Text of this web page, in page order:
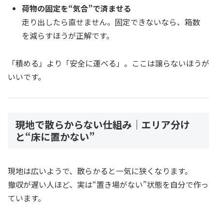
荷物の固定を“気合”で済ませる
走り出したら直せません。固定できないなら、箱数
を減らすほうが正解です。
「積める」より「安全に運べる」。ここは譲らないほうが
いいです。
現地で散らからない仕組み｜エリア分け
と“床に置かない”
現地は広いようで、散らかると一気に狭くなります。
撤収が遅い人ほど、実は“置き場がない”状態を自分で作っ
ています。